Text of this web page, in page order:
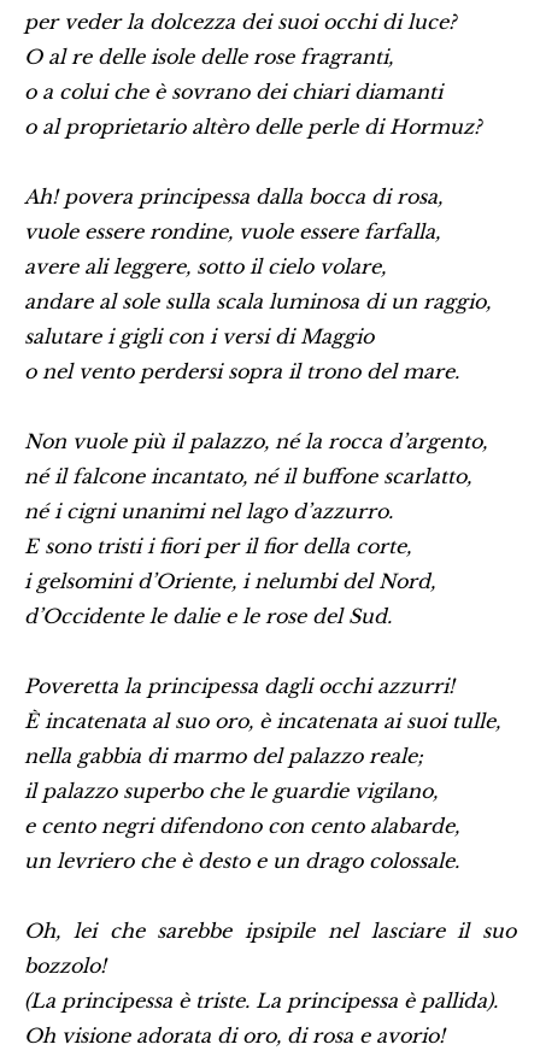
per veder la dolcezza dei suoi occhi di luce?
O al re delle isole delle rose fragranti,
o a colui che è sovrano dei chiari diamanti
o al proprietario altèro delle perle di Hormuz?
Ah! povera principessa dalla bocca di rosa,
vuole essere rondine, vuole essere farfalla,
avere ali leggere, sotto il cielo volare,
andare al sole sulla scala luminosa di un raggio,
salutare i gigli con i versi di Maggio
o nel vento perdersi sopra il trono del mare.
Non vuole più il palazzo, né la rocca d’argento,
né il falcone incantato, né il buffone scarlatto,
né i cigni unanimi nel lago d’azzurro.
E sono tristi i fiori per il fior della corte,
i gelsomini d’Oriente, i nelumbi del Nord,
d’Occidente le dalie e le rose del Sud.
Poveretta la principessa dagli occhi azzurri!
È incatenata al suo oro, è incatenata ai suoi tulle,
nella gabbia di marmo del palazzo reale;
il palazzo superbo che le guardie vigilano,
e cento negri difendono con cento alabarde,
un levriero che è desto e un drago colossale.
Oh, lei che sarebbe ipsipile nel lasciare il suo
bozzolo!
(La principessa è triste. La principessa è pallida).
Oh visione adorata di oro, di rosa e avorio!